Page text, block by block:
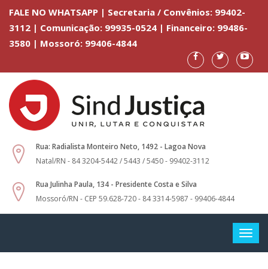
FALE NO WHATSAPP | Secretaria / Convênios: 99402-
3112 | Comunicação: 99935-0524 | Financeiro: 99486-
3580 | Mossoró: 99406-4844
Rua: Radialista Monteiro Neto, 1492 - Lagoa Nova
Natal/RN - 84 3204-5442 / 5443 / 5450 - 99402-3112
Rua Julinha Paula, 134 - Presidente Costa e Silva
Mossoró/RN - CEP 59.628-720 - 84 3314-5987 - 99406-4844